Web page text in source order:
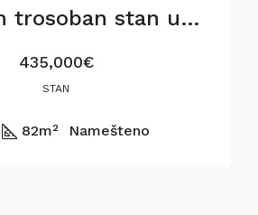
Luksuzan trosoban stan u BW Metropolitan,82m2
435,000€
STAN
82m² Namešteno